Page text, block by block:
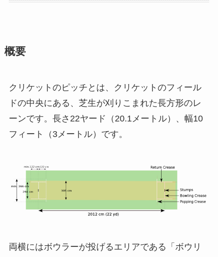
概要
クリケットのピッチとは、クリケットのフィール
ドの中央にある、芝生が刈りこまれた長方形のレ
ーンです。長さ22ヤード（20.1メートル）、幅10
フィート（3メートル）です。
両横にはボウラーが投げるエリアである「ボウリ